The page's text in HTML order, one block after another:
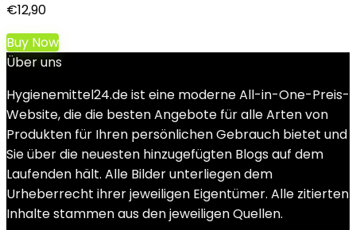
€12,90
Buy Now
Über uns
Hygienemittel24.de ist eine moderne All-in-One-Preis-
Website, die die besten Angebote für alle Arten von
Produkten für Ihren persönlichen Gebrauch bietet und
Sie über die neuesten hinzugefügten Blogs auf dem
Laufenden hält. Alle Bilder unterliegen dem
Urheberrecht ihrer jeweiligen Eigentümer. Alle zitierten
Inhalte stammen aus den jeweiligen Quellen.